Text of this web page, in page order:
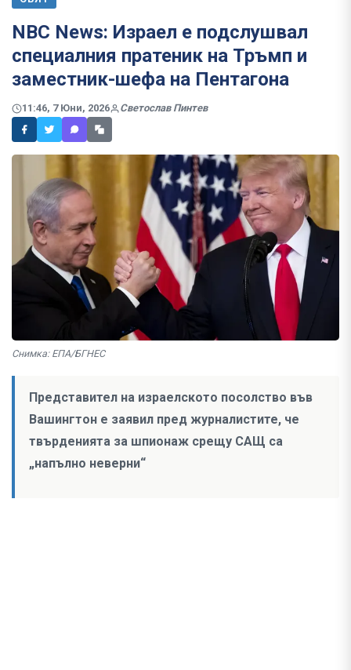
NBC News: Израел е подслушвал
специалния пратеник на Тръмп и
заместник-шефа на Пентагона
11:46, 7 Юни, 2026 Светослав Пинтев
Снимка: ЕПА/БГНЕС
Представител на израелското посолство във
Вашингтон е заявил пред журналистите, че
твърденията за шпионаж срещу САЩ са
„напълно неверни“